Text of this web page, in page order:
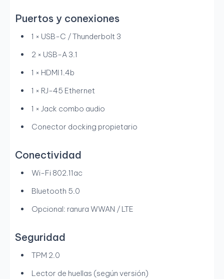
Puertos y conexiones
1 × USB-C / Thunderbolt 3
2 × USB-A 3.1
1 × HDMI 1.4b
1 × RJ-45 Ethernet
1 × Jack combo audio
Conector docking propietario
Conectividad
Wi-Fi 802.11ac
Bluetooth 5.0
Opcional: ranura WWAN / LTE
Seguridad
TPM 2.0
Lector de huellas (según versión)